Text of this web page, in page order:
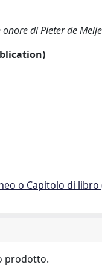
di Pieter de
o Capitolo di libro
prodotto.